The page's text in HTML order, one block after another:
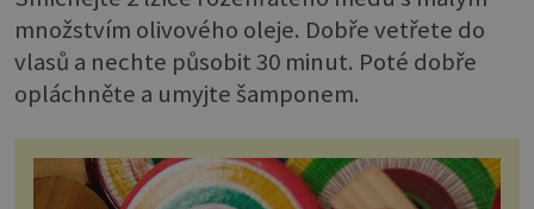
množstvím olivového oleje. Dobře vetřete do
vlasů a nechte působit 30 minut. Poté dobře
opláchněte a umyjte šamponem.